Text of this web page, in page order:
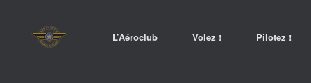
L’Aéroclub Volez ! Pilotez !